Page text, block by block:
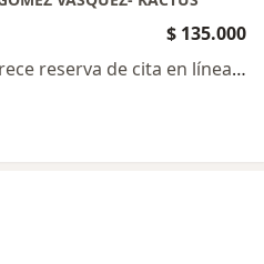
$ 135.000
Este especialista no ofrece reserva de cita en línea en esta dirección.